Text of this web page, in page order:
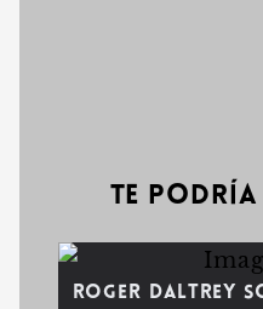
Te
Roger Daltrey